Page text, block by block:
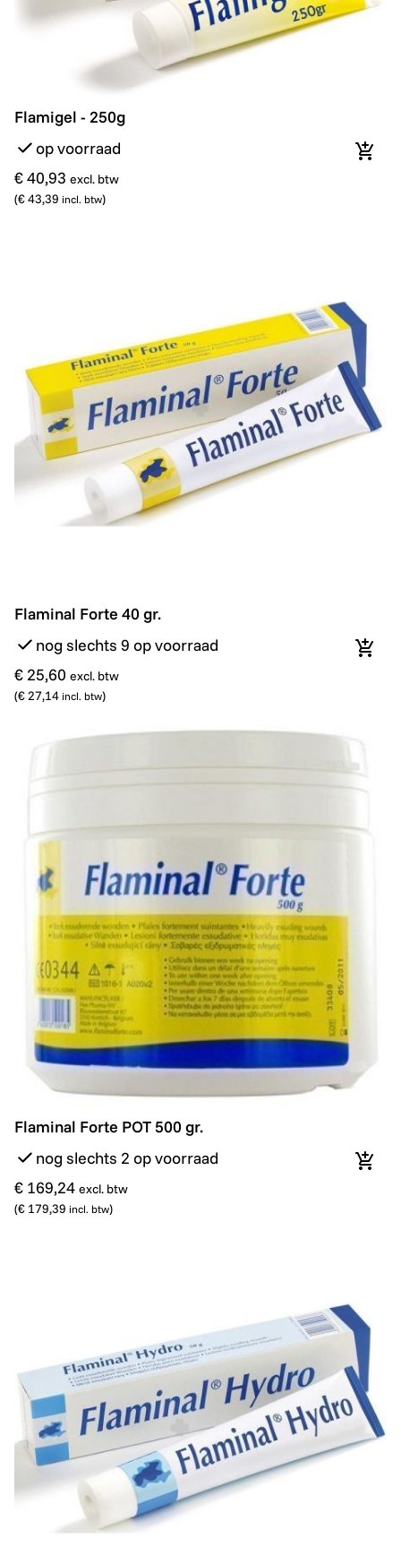
Flamigel - 250g
Flamigel - 250g
op voorraad
€ 40,93 excl. btw
(€ 43,39 incl. btw)
In
Flaminal Forte 40 gr.
Flaminal Forte 40 gr.
nog slechts 9 op voorraad
€ 25,60 excl. btw
(€ 27,14 incl. btw)
In
Flaminal Forte POT 500 gr.
Flaminal Forte POT 500 gr.
nog slechts 2 op voorraad
€ 169,24 excl. btw
(€ 179,39 incl. btw)
In